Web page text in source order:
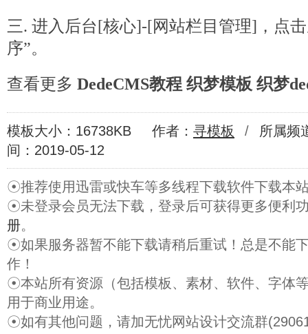
三. 进入后台[核心]-[网站栏目管理]，点
序”。
查看更多 DedeCMS教程 织梦模板 织梦
模板大小：16738KB 作者： 寻模板 /
所属频
间：2019-05-12
☉推荐使用迅雷或快车等多线程下载软件下载本
☉未登录会员无法下载，登录后可获得更多便利
册。
☉如果服务器暂不能下载请稍后重试！总是不能
作！
☉本站所有资源（包括模板、素材、软件、字体
用于商业用途。
☉如有其他问题，请加无忧网站设计交流群